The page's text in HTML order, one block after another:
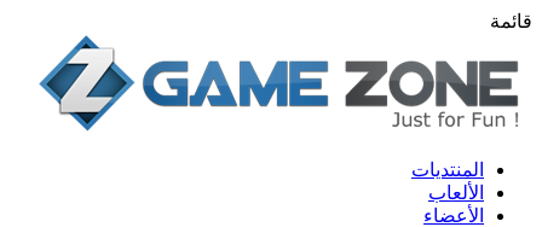
قائمة
المنتديات
الألعاب
الأعضاء